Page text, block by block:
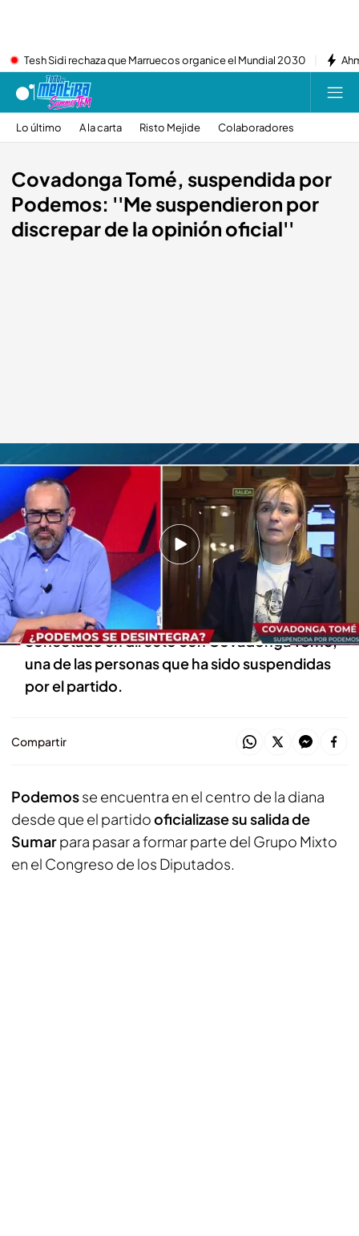
Tesh Sidi rechaza que Marruecos organice el Mundial 2030
Lo último A la carta Risto Mejide Colaboradores
Covadonga Tomé, suspendida por
Podemos: ''Me suspendieron por
discrepar de la opinión oficial''
Hablamos con Covadonga Tomé, suspendida por Podemos
Todo es mentira
14 DIC 2023 - 18:10h.
Tras los últimos acontecimientos, surge una
pregunta: ¿Se desintegra Podemos?
Para dar con una respuesta, el programa ha
conectado en directo con Covadonga Tomé,
una de las personas que ha sido suspendidas
por el partido.
Compartir
Podemosse encuentra en el centro de la diana
desde que el partidooficializase su salida de
Sumarpara pasar a formar parte del Grupo Mixto
en el Congreso de los Diputados.